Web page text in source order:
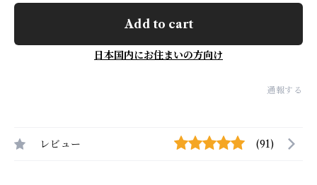
Add to cart
日本国内にお住まいの方向け
通報する
レビュー (91)